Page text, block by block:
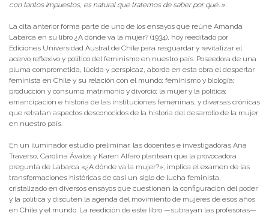
con tantos impuestos, es natural que tratemos de saber por qué…».
La cita anterior forma parte de uno de los ensayos que reúne Amanda
Labarca en su libro ¿A dónde va la mujer? (1934), hoy reeditado por
Ediciones Universidad Austral de Chile para resguardar y revitalizar el
acervo reflexivo y político del feminismo en nuestro país. Poseedora de una
pluma comprometida, lúcida y perspicaz, aborda en esta obra el despertar
feminista en Chile y su relación con el mundo; feminismo y biología;
producción y consumo; matrimonio y divorcio; la mujer y la política;
emancipación e historia de las instituciones femeninas, y diversas crónicas
que retratan aspectos desconocidos de la historia del desarrollo de la mujer
en nuestro país.
En un iluminador estudio preliminar, las docentes e investigadoras Ana
Traverso, Carolina Ávalos y Karen Alfaro plantean que la provocadora
pregunta de Labarca «¿A dónde va la mujer?», implica el examen de las
transformaciones históricas de casi un siglo de lucha feminista,
cristalizado en diversos ensayos que cuestionan la configuración del poder
y la política y discuten la agenda del movimiento de mujeres de esos años
en Chile y el mundo. La reedición de este libro —subrayan las profesoras—